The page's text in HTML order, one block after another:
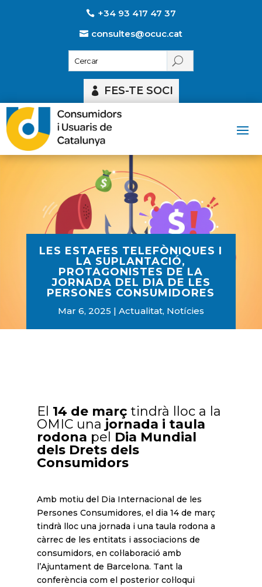
+34 93 417 47 37
consultes@ocuc.cat
FES-TE SOCI
LES ESTAFES TELEFÒNIQUES I
LA SUPLANTACIÓ,
PROTAGONISTES DE LA
JORNADA DEL DIA DE LES
PERSONES CONSUMIDORES
Mar 6, 2025 Actualitat, Notícies
El 14 de març tindrà lloc a la
OMIC una jornada i taula
rodona pel Dia Mundial
dels Drets dels
Consumidors
Amb motiu del Dia Internacional de les
Persones Consumidores, el dia 14 de març
tindrà lloc una jornada i una taula rodona a
càrrec de les entitats i associacions de
consumidors, en col·laboració amb
l’Ajuntament de Barcelona. Tant la
conferència com el posterior col·loqui